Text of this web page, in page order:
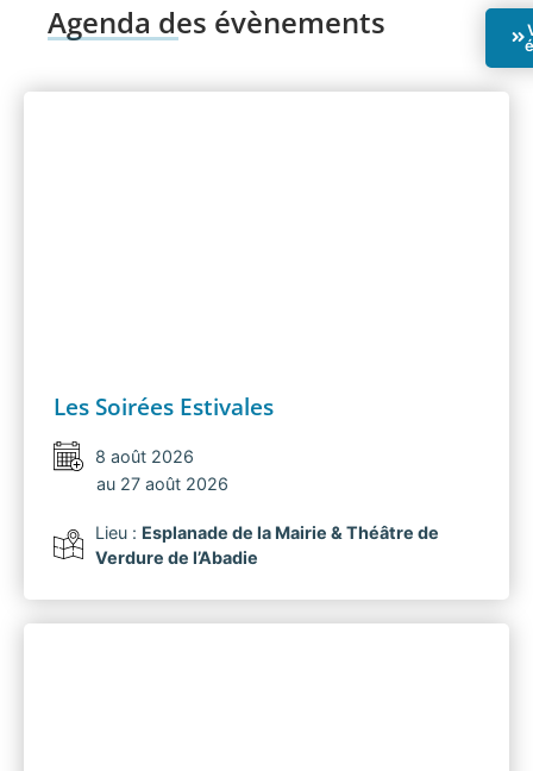
Agenda des évènements
Les Soirées Estivales
8 août 2026
au 27 août 2026
Lieu : Esplanade de la Mairie & Théâtre de
Verdure de l’Abadie